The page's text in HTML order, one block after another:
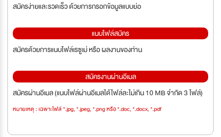
สมัครง่ายและรวดเร็ว ด้วยการกรอกข้อมูลแบบย่อ
แนบไฟล์สมัคร
สมัครด้วยการแนบไฟล์เรซูเม่ หรือ ผลงานของท่าน
สมัครงานผ่านอีเมล
สมัครผ่านอีเมล (แนบไฟล์ผ่านอีเมลได้ไฟล์ละไม่เกิน 10 MB จำกัด 3 ไฟล์)
หมายเหตุ : เฉพาะไฟล์ *.jpg, *.jpeg, *.png หรือ *.doc, *.docx, *.pdf